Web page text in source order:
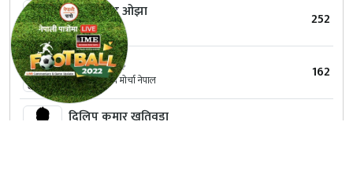
रमेश प्रसाद ओझा
हाम्रो नेपाली पार्टी 252
ऋषि धन राई
खम्वुवान राष्ट्रिय मोर्चा नेपाल 162
दिलिप कुमार खतिवडा